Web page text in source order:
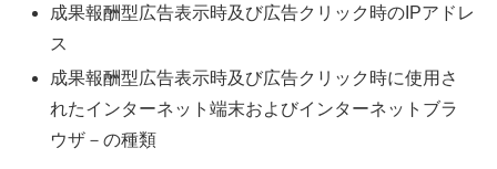
成果報酬型広告表示時及び広告クリック時のIPアドレ
ス
成果報酬型広告表示時及び広告クリック時に使用さ
れたインターネット端末およびインターネットブラ
ウザ－の種類